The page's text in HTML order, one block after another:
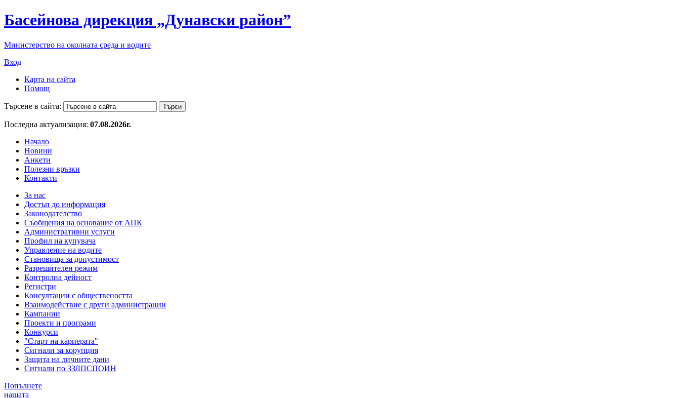
Басейнова дирекция „Дунавски район”
Министерство на околната среда и водите
Вход
Карта на сайта
Помощ
Търсене в сайта:
Последна актуализация: 07.08.2026г.
Начало
Новини
Анкети
Полезни връзки
Контакти
За нас
Достъп до информация
Законодателство
Съобщения на основание от АПК
Административни услуги
Профил на купувача
Управление на водите
Становища за допустимост
Разрешителен режим
Контролна дейност
Регистри
Консултации с обществеността
Взаимодействие с други администрации
Кампании
Проекти и програми
Конкурси
"Старт на кариерата"
Сигнали за корупция
Защита на личните дани
Сигнали по ЗЗЛПСПОИН
Попълнете
нашата